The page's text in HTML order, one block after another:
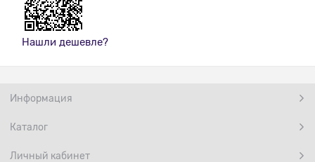
Нашли дешевле?
Информация
Каталог
Личный кабинет